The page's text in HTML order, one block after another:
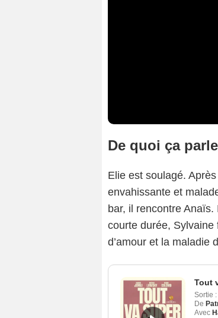
De quoi ça
Elie est soulagé.
envahissante et
bar, il rencontre
courte durée,
d’amour et la maladie
Tout
Sortie :
De
Avec